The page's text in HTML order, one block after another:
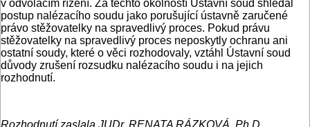
v odvolacím řízení. Za těchto okolností Ústavní soud shledal
postup nalézacího soudu jako porušující ústavně zaručené
právo stěžovatelky na spravedlivý proces. Pokud právu
stěžovatelky na spravedlivý proces neposkytly ochranu ani
ostatní soudy, které o věci rozhodovaly, vztáhl Ústavní soud
důvody zrušení rozsudku nalézacího soudu i na jejich
rozhodnutí.
Rozhodnutí zaslala JUDr. RENATA RÁZKOVÁ, Ph.D.,